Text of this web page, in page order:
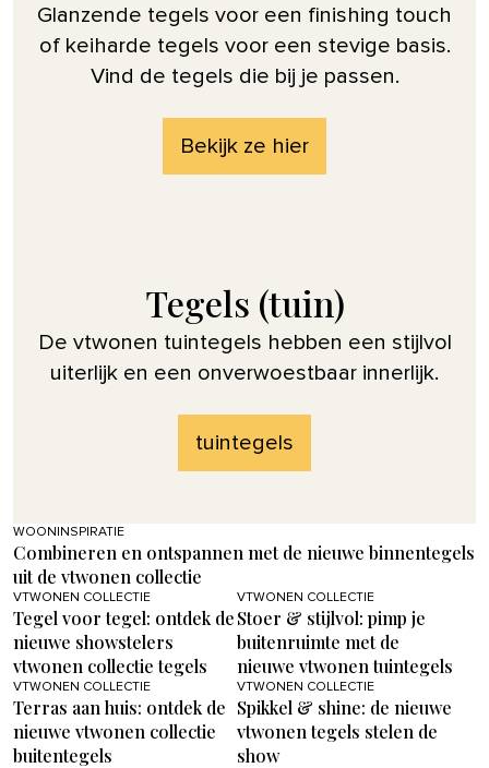
Glanzende tegels voor een finishing touch
of keiharde tegels voor een stevige basis.
Vind de tegels die bij je passen.
Bekijk ze hier
Tegels (tuin)
De vtwonen tuintegels hebben een stijlvol
uiterlijk en een onverwoestbaar innerlijk.
tuintegels
WOONINSPIRATIE
Combineren en ontspannen met de nieuwe binnentegels
uit de vtwonen collectie
VTWONEN COLLECTIE
Tegel voor tegel: ontdek de
nieuwe showstelers
vtwonen collectie tegels
VTWONEN COLLECTIE
Stoer & stijlvol: pimp je
buitenruimte met de
nieuwe vtwonen tuintegels
VTWONEN COLLECTIE
Terras aan huis: ontdek de
nieuwe vtwonen collectie
buitentegels
VTWONEN COLLECTIE
Spikkel & shine: de nieuwe
vtwonen tegels stelen de
show